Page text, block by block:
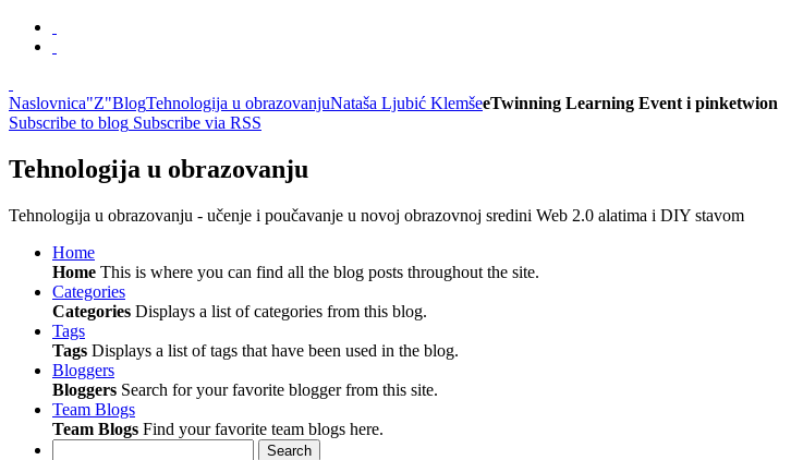
Naslovnica"Z"BlogTehnologija u obrazovanjuNataša Ljubić KlemšeeTwinning Learning Event i pinketwion
Subscribe to blog Subscribe via RSS
Tehnologija u obrazovanju
Tehnologija u obrazovanju - učenje i poučavanje u novoj obrazovnoj sredini Web 2.0 alatima i DIY stavom
Home
Home This is where you can find all the blog posts throughout the site.
Categories
Categories Displays a list of categories from this blog.
Tags
Tags Displays a list of tags that have been used in the blog.
Bloggers
Bloggers Search for your favorite blogger from this site.
Team Blogs
Team Blogs Find your favorite team blogs here.
Search